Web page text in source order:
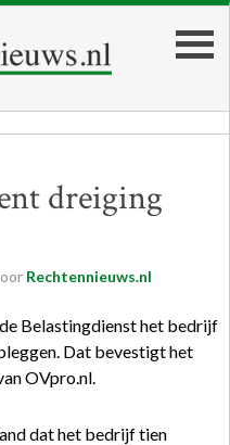
dreiging
Rechtennieuws.nl
Belastingdienst het bedrijf
Dat bevestigt het
OVpro.nl.
dat het bedrijf tien